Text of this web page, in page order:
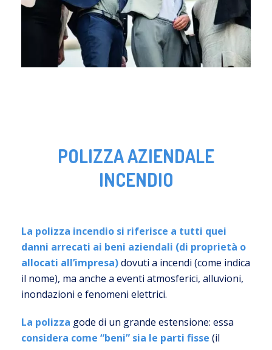
POLIZZA AZIENDALE
INCENDIO
La polizza incendio si riferisce a tutti quei
danni arrecati ai beni aziendali (di proprietà o
allocati all’impresa)dovuti a incendi (come indica
il nome), ma anche a eventi atmosferici, alluvioni,
inondazioni e fenomeni elettrici.
La polizza gode di un grande estensione: essa
considera come “beni” sia le parti fisse (il